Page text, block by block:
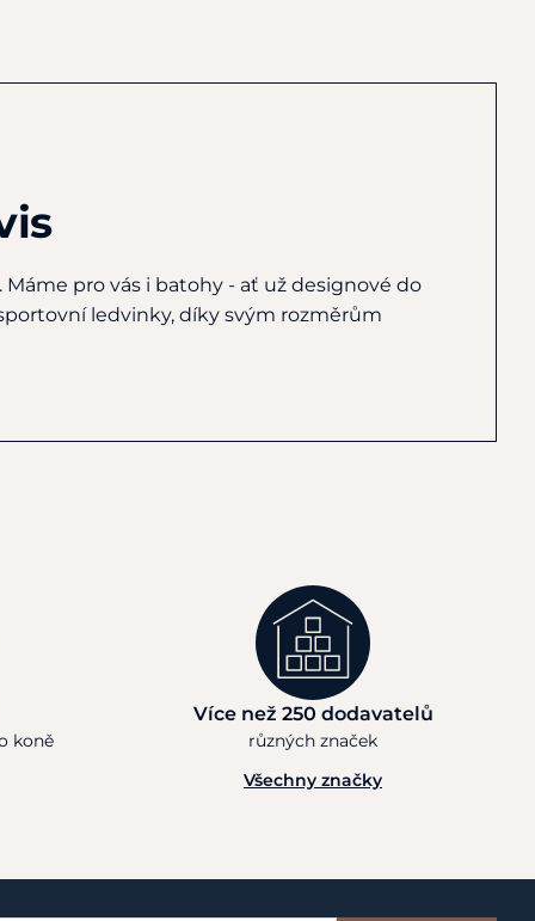
pro vás i batohy - ať už designové do
ledvinky, díky svým rozměrům
koně
Více než 250 dodavatelů
různých značek
Všechny značky